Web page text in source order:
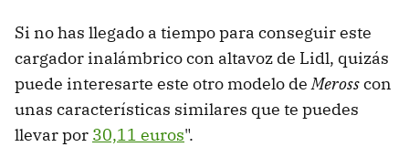
Si no has llegado a tiempo para conseguir este
cargador inalámbrico con altavoz de Lidl, quizás
puede interesarte este otro modelo deMerosscon
unas características similares que te puedes
llevar por 30,11 euros".